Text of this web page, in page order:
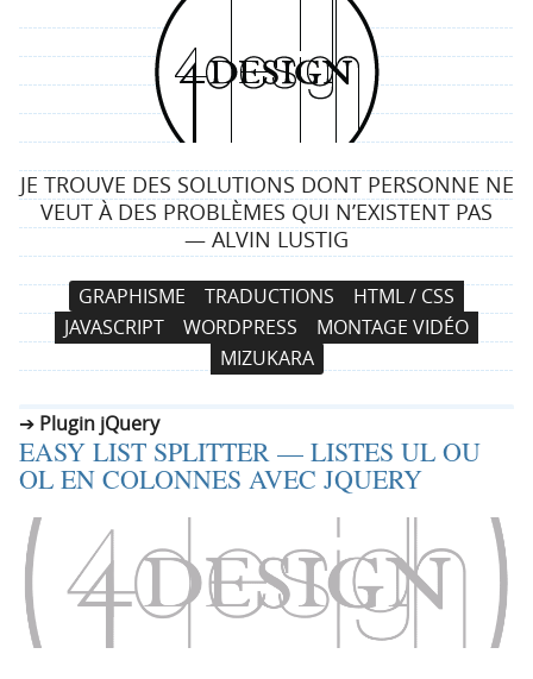
4
d
e
s
i
g
n
JE TROUVE DES SOLUTIONS DONT PERSONNE NE
VEUT À DES PROBLÈMES QUI N’EXISTENT PAS
— ALVIN LUSTIG
a
t
i
n
r
a
u
c
n
e
n
GRAPHISME TRADUCTIONS
HTML / CSS
JAVASCRIPT
WORDPRESS
MONTAGE VIDÉO
MIZUKARA
Plugin jQuery
EASY LIST SPLITTER — LISTES UL OU
OL EN COLONNES AVEC JQUERY